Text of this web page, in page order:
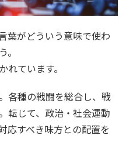
葉がどういう意味で使わ
れています。
各種の戦闘を総合し、戦
転じて、政治・社会運動
応すべき味方との配置を